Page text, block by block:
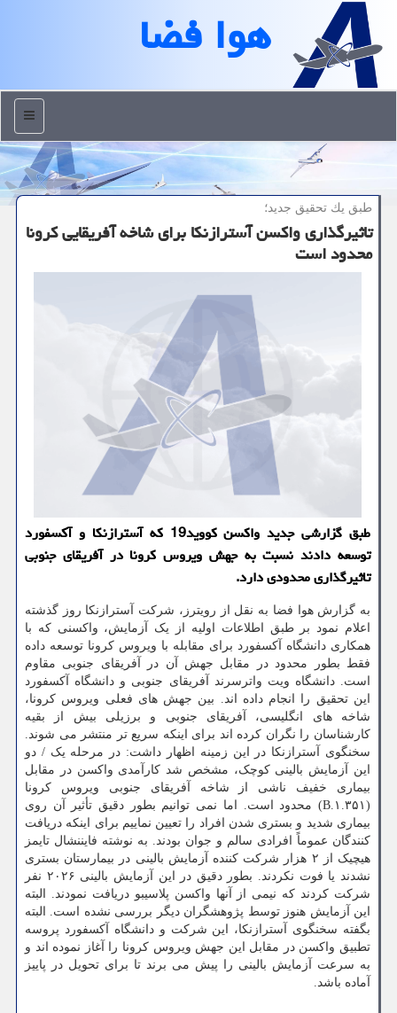
هوا فضا
منو
طبق یك تحقیق جدید؛
تاثیرگذاری واكسن آسترازنكا برای شاخه آفریقایی كرونا
محدود است
طبق گزارشی جدید واکسن کووید19 که آسترازنکا و آکسفورد
توسعه دادند نسبت به جهش ویروس کرونا در آفریقای جنوبی
تاثیرگذاری محدودی دارد.
به گزارش هوا فضا به نقل از رویترز، شرکت آسترازنکا روز گذشته
اعلام نمود بر طبق اطلاعات اولیه از یک آزمایش، واکسنی که با
همکاری دانشگاه آکسفورد برای مقابله با ویروس کرونا توسعه داده
فقط بطور محدود در مقابل جهش آن در آفریقای جنوبی مقاوم
است. دانشگاه ویت واترسرند آفریقای جنوبی و دانشگاه آکسفورد
این تحقیق را انجام داده اند. بین جهش های فعلی ویروس کرونا،
شاخه های انگلیسی، آفریقای جنوبی و برزیلی بیش از بقیه
کارشناسان را نگران کرده اند برای اینکه سریع تر منتشر می شوند.
سخنگوی آسترازنکا در این زمینه اظهار داشت: در مرحله یک / ‏دو‬
این آزمایش بالینی کوچک، مشخص شد کارآمدی واکسن در مقابل
بیماری خفیف ناشی از شاخه آفریقای جنوبی ویروس کرونا
(B.۱.۳۵۱) محدود است. اما نمی توانیم بطور دقیق تأثیر آن روی
بیماری شدید و بستری شدن افراد را تعیین نماییم برای اینکه دریافت
کنندگان عموماً افرادی سالم و جوان بودند. به نوشته فایننشال تایمز
هیچیک از ۲ هزار شرکت کننده آزمایش بالینی در بیمارستان بستری
نشدند یا فوت نکردند. بطور دقیق در این آزمایش بالینی ۲۰۲۶ نفر
شرکت کردند که نیمی از آنها واکسن پلاسیبو دریافت نمودند. البته
این آزمایش هنوز توسط پژوهشگران دیگر بررسی نشده است. البته
بگفته سخنگوی آسترازنکا، این شرکت و دانشگاه آکسفورد پروسه
تطبیق واکسن در مقابل این جهش ویروس کرونا را آغاز نموده اند و
به سرعت آزمایش بالینی را پیش می برند تا برای تحویل در پاییز
آماده باشد.